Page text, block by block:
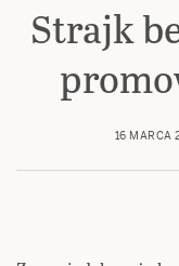
Strajk
16 MARCA